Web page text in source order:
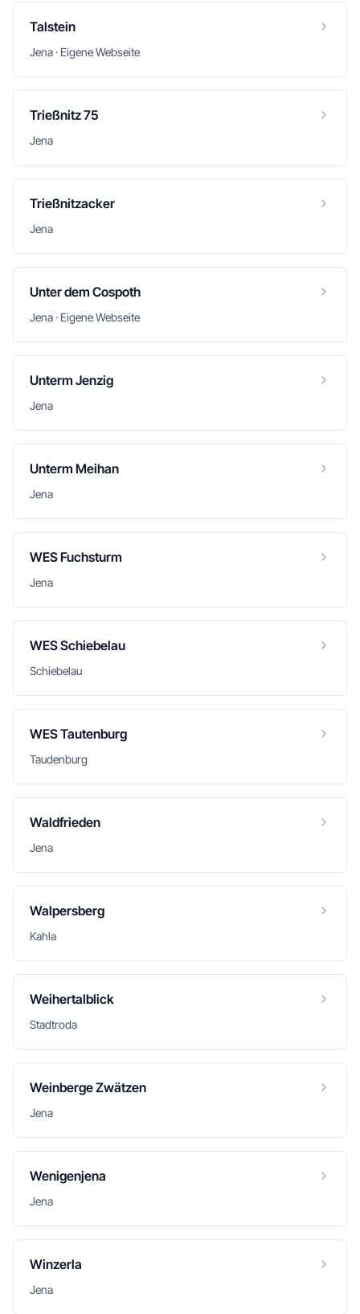
Talstein
Jena · Eigene Webseite
Trießnitz 75
Jena
Trießnitzacker
Jena
Unter dem Cospoth
Jena · Eigene Webseite
Unterm Jenzig
Jena
Unterm Meihan
Jena
WES Fuchsturm
Jena
WES Schiebelau
Schiebelau
WES Tautenburg
Taudenburg
Waldfrieden
Jena
Walpersberg
Kahla
Weihertalblick
Stadtroda
Weinberge Zwätzen
Jena
Wenigenjena
Jena
Winzerla
Jena